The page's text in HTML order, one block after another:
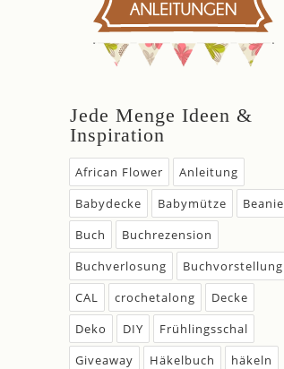
Jede Menge Ideen &
Inspiration
African Flower
Anleitung
Babydecke
Babymütze
Beanie
Buch
Buchrezension
Buchverlosung
Buchvorstellung
CAL
crochetalong
Decke
Deko
DIY
Frühlingsschal
Giveaway
Häkelbuch
häkeln